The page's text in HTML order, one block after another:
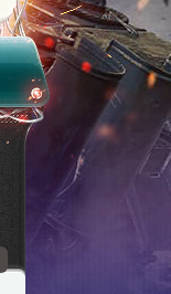
Mount & Blade II: Bannerlord [v